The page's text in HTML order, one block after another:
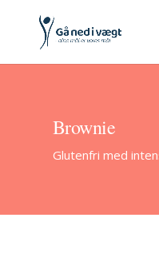
Brownie
Glutenfri med